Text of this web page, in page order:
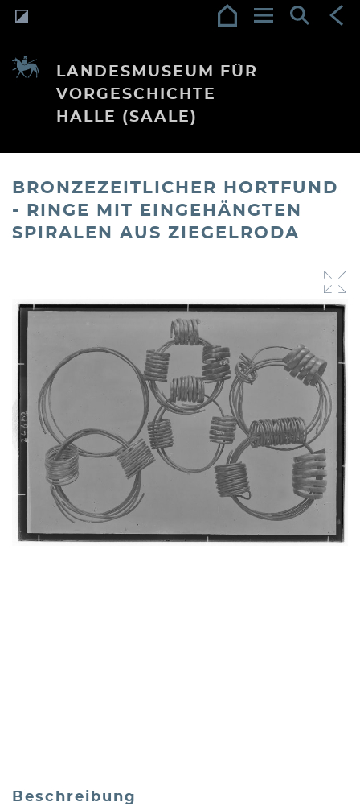
LANDESMUSEUM FÜR
VORGESCHICHTE
HALLE (SAALE)
BRONZEZEITLICHER HORTFUND
- RINGE MIT EINGEHÄNGTEN
SPIRALEN AUS ZIEGELRODA
Beschreibung